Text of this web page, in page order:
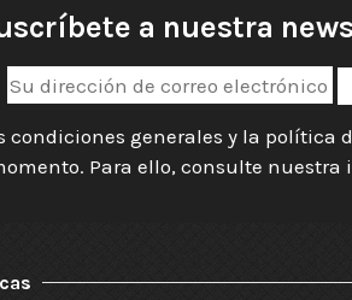
a nuestra
condiciones generales y la política
Para ello, consulte